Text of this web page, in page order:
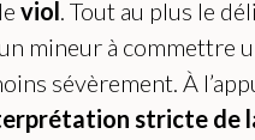
viol. Tout au plus le
mineur à commettre
sévèrement. À
stricte de